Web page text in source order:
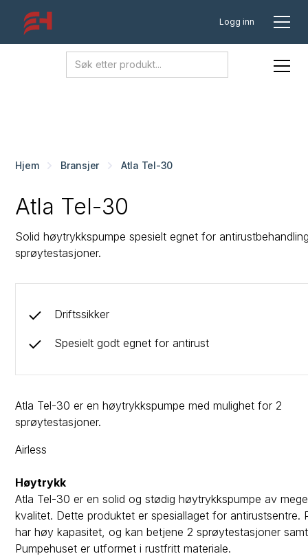
Logg inn
Hjem Bransjer Atla Tel-30
Atla Tel-30
Solid høytrykkspumpe spesielt egnet for
sprøytestasjoner.
Driftssikker
Spesielt godt egnet for antirust
Atla Tel-30 er en høytrykkspumpe med mulighet for 2
sprøytestasjoner.
Airless
Høytrykk
Atla Tel-30 er en solid og stødig høytrykkspumpe av
kvalitet. Dette produktet er spesiallaget for antirustsentre.
har høy kapasitet, og kan betjene 2 sprøytestasjoner
Pumpehuset er utformet i rustfritt materiale.